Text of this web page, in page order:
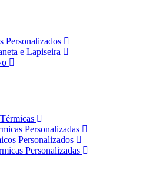
Personalizados
e Lapiseira
Personalizadas
Personalizados
Personalizadas